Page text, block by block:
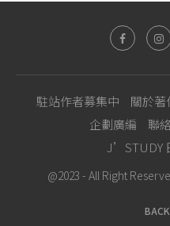
駐站作者募集中 關於著
企劃廣編
聯
J’STUDY
@2023 - All Right